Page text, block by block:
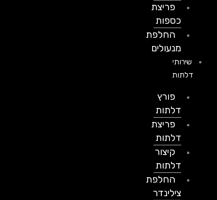
פריצת
כספות
החלפת
מנעולים
שירותי
דלתות
פורץ
דלתות
פריצת
דלתות
קיצור
דלתות
החלפת
צילינדר